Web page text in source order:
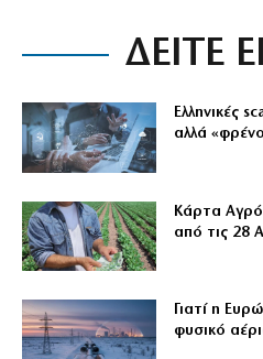
ΔΕΙΤΕ
Ελληνικές
αλλά
Κάρτα
από τις 28
Γιατί η
φυσικό